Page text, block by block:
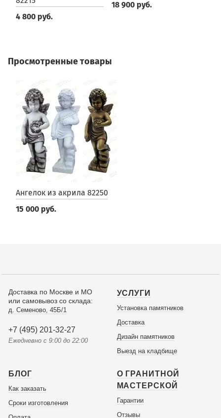
4 800 руб.
18 900 руб.
Просмотренные товары
Ангелок из акрила 82250
15 000 руб.
Доставка по Москве и МО
или самовывоз со склада:
д. Семеново, 45Б/1
+7 (495) 201-32-27
Ежедневно с 9:00 до 22:00
УСЛУГИ
Установка памятников
Доставка
Дизайн памятников
Выезд на кладбище
БЛОГ
Как заказать
Сроки изготовления
О ГРАНИТНОЙ
МАСТЕРСКОЙ
Гарантии
Отзывы